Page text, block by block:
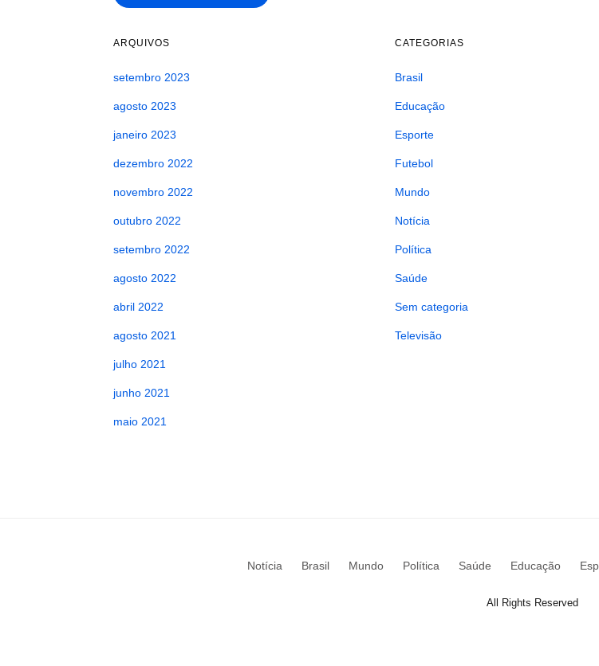
ARQUIVOS
setembro 2023
agosto 2023
janeiro 2023
dezembro 2022
novembro 2022
outubro 2022
setembro 2022
agosto 2022
abril 2022
agosto 2021
julho 2021
junho 2021
maio 2021
CATEGORIAS
Brasil
Educação
Esporte
Futebol
Mundo
Notícia
Política
Saúde
Sem categoria
Televisão
Notícia Brasil Mundo Política Saúde Educação
All Rights Reserved